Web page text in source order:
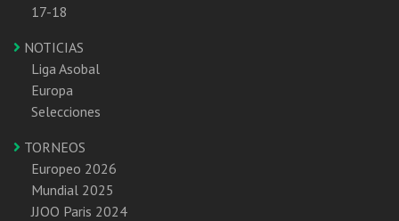
17-18
NOTICIAS
Liga Asobal
Europa
Selecciones
TORNEOS
Europeo 2026
Mundial 2025
JJOO Paris 2024